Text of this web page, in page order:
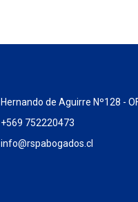
Hernando de Aguirre Nº128 -
+569 752220473
info@rspabogados.cl